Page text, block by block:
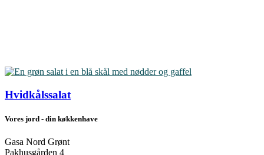
Hvidkålssalat
Vores jord - din køkkenhave
Gasa Nord Grønt
Pakhusgården 4